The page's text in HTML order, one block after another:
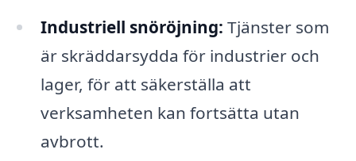
Industriell snöröjning: Tjänster som
är skräddarsydda för industrier och
lager, för att säkerställa att
verksamheten kan fortsätta utan
avbrott.